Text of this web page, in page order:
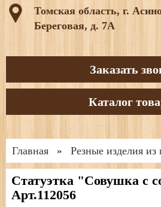
Томская область, г.
Береговая, д. 7А
Заказать
Каталог
Главная » Резные изделия из
Статуэтка "Совушка с
Арт.112056